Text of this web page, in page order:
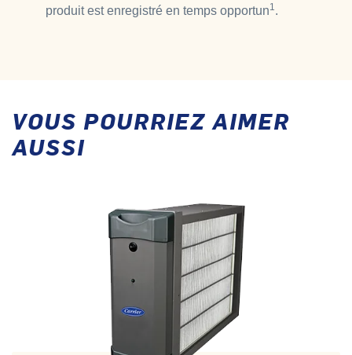
produit est enregistré en temps opportun1.
VOUS POURRIEZ AIMER
AUSSI